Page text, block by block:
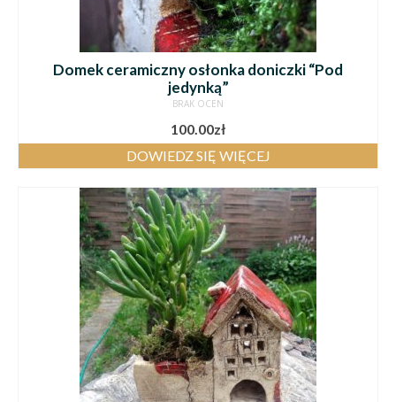
Domek ceramiczny osłonka doniczki “Pod
jedynką”
BRAK OCEN
100.00zł
DOWIEDZ SIĘ WIĘCEJ